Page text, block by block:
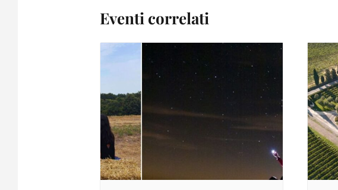
Eventi correlati